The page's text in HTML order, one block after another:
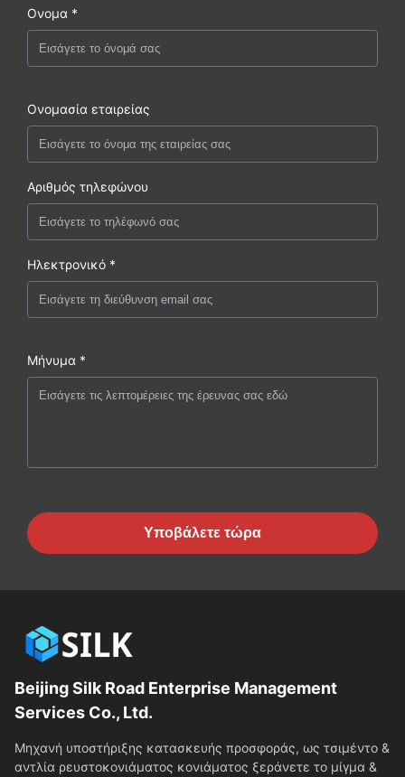
Ονομα *
Ονομασία εταιρείας
Αριθμός τηλεφώνου
Ηλεκτρονικό *
Μήνυμα *
Υποβάλετε τώρα
Beijing Silk Road Enterprise Management
Services Co., Ltd.
Μηχανή υποστήριξης κατασκευής προσφοράς, ως τσιμέντο &
αντλία ρευστοκονιάματος κονιάματος ξεράνετε το μίγμα &